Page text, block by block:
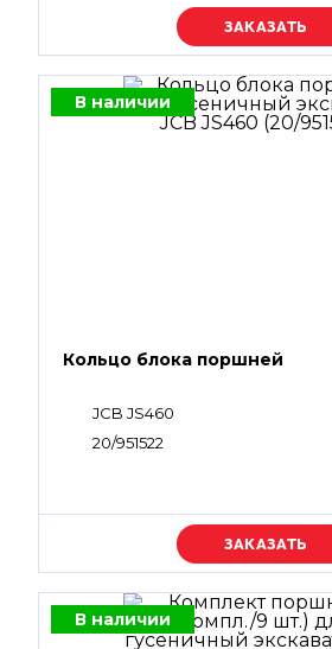
Уточняйте цену
В наличии
Кольцо блока поршней
JCB JS460
20/951522
Уточняйте цену
В наличии